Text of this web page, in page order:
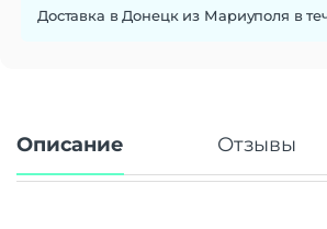
Процессор
Qualcomm
Камера
Количество тыловых камер
Доставка в Донецк из Мариуполя в
Описание Отзывы